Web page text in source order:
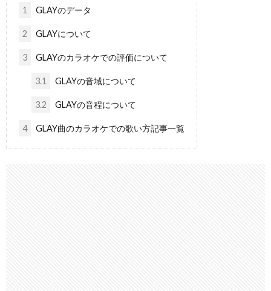
1 GLAYのデータ
2 GLAYについて
3 GLAYのカラオケでの評価について
3.1 GLAYの音域について
3.2 GLAYの音程について
4 GLAY曲のカラオケでの歌い方記事一覧